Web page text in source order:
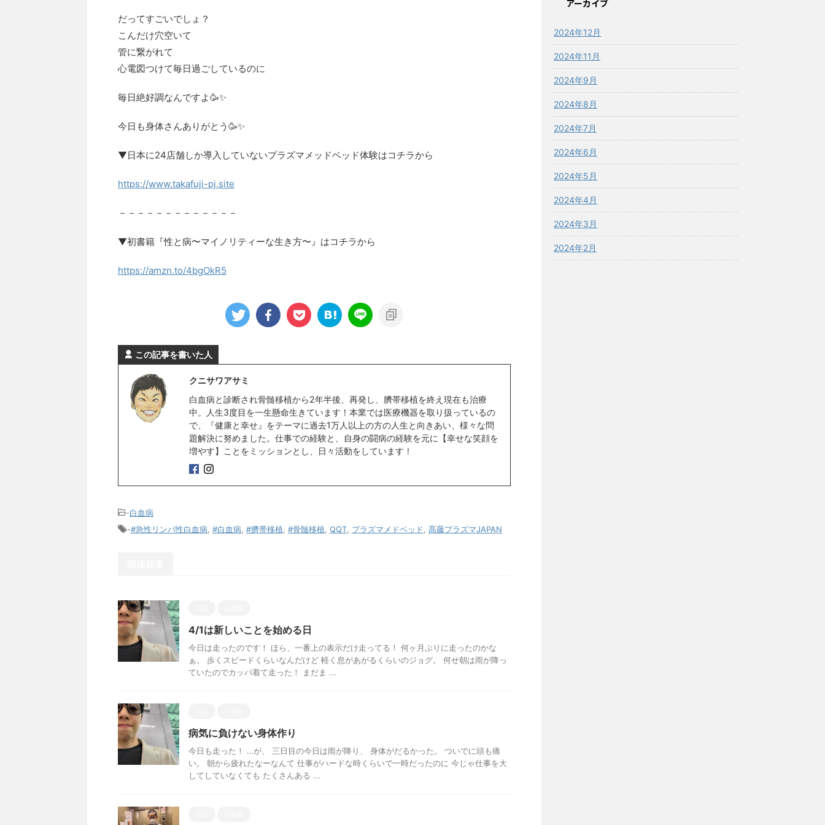
だってすごいでしょ？
こんだけ穴空いて
管に繋がれて
心電図つけて毎日過ごしているのに
毎日絶好調なんですよ🥳✨
今日も身体さんありがとう🥳✨
▼日本に24店舗しか導入していないプラズマメッドベッド体験はコチラから
https://www.takafuji-pj.site
－－－－－－－－－－－－－
▼初書籍『性と病〜マイノリティーな生き方〜』はコチラから
https://amzn.to/4bgOkR5
この記事を書いた人
クニサワアサミ
白血病と診断され骨髄移植から2年半後、再発し、臍帯移植を終え現在も治療
中。人生3度目を一生懸命生きています！本業では医療機器を取り扱っているの
で、『健康と幸せ』をテーマに過去1万人以上の方の人生と向きあい、様々な問
題解決に努めました。仕事での経験と、自身の闘病の経験を元に【幸せな笑顔を
増やす】ことをミッションとし、日々活動をしています！
-白血病
-#急性リンパ性白血病 #白血病 #臍帯移植 #骨髄移植 QQT プラズマメドベッド 髙藤プラズマJAPAN
4/1は新しいことを始める日
今日は走ったのです！ ほら、一番上の表示だけ走ってる！ 何ヶ月ぶりに走ったのかな
ぁ。 歩くスピードくらいなんだけど 軽く息があがるくらいのジョグ。 何せ朝は雨が降っ
ていたのでカッパ着て走った！ まだま ...
病気に負けない身体作り
今日も走った！ …が、 三日目の今日は雨が降り、 身体がだるかった。 ついでに頭も痛
い。 朝から疲れたなーなんて 仕事がハードな時くらいで一時だったのに 今じゃ仕事を大
してしていなくても たくさんある ...
アーカイブ
2024年12月
2024年11月
2024年9月
2024年8月
2024年7月
2024年6月
2024年5月
2024年4月
2024年3月
2024年2月